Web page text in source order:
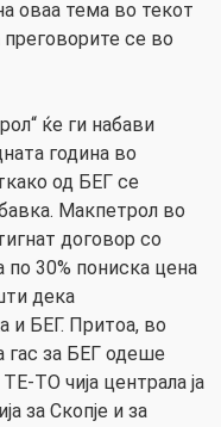
оваа тема во текот
се во
ќе ги набави
година во
од БЕГ се
Макпетрол во
договор со
по 30% пониска цена
дека
и БЕГ. Притоа, во
гас за БЕГ одеше
ТО чија централа ја
за Скопје и за